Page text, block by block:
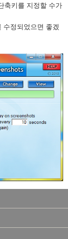
축키를 지정할 수가
수정되었으면 좋겠